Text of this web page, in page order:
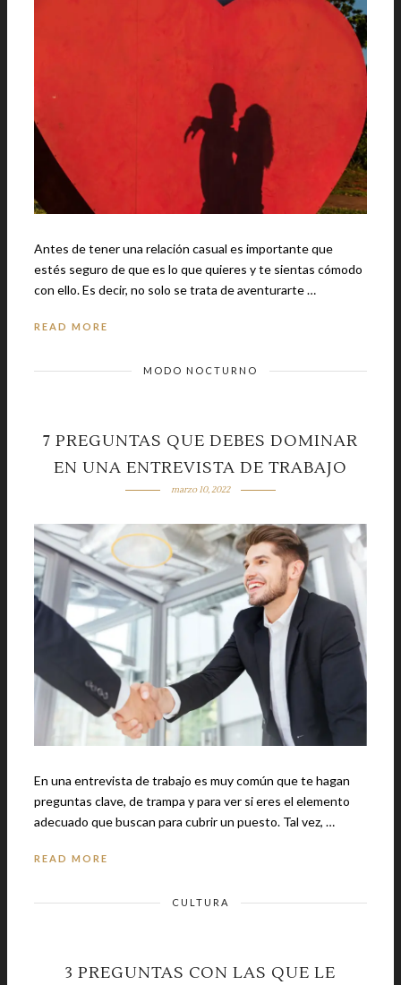
Antes de tener una relación casual es importante que
estés seguro de que es lo que quieres y te sientas cómodo
con ello. Es decir, no solo se trata de aventurarte …
READ MORE
MODO NOCTURNO
7 PREGUNTAS QUE DEBES DOMINAR
EN UNA ENTREVISTA DE TRABAJO
marzo 10, 2022
En una entrevista de trabajo es muy común que te hagan
preguntas clave, de trampa y para ver si eres el elemento
adecuado que buscan para cubrir un puesto. Tal vez, …
READ MORE
CULTURA
3 PREGUNTAS CON LAS QUE LE